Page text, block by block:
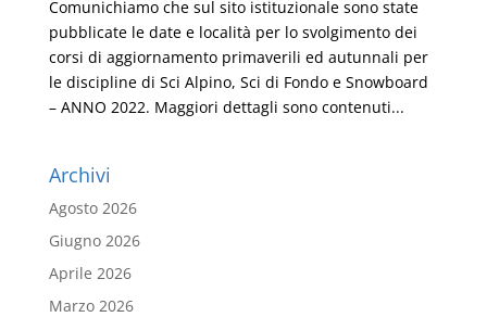
Comunichiamo che sul sito istituzionale sono state
pubblicate le date e località per lo svolgimento dei
corsi di aggiornamento primaverili ed autunnali per
le discipline di Sci Alpino, Sci di Fondo e Snowboard
– ANNO 2022. Maggiori dettagli sono contenuti...
Archivi
Agosto 2026
Giugno 2026
Aprile 2026
Marzo 2026